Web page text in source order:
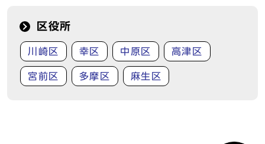
区役所
川崎区 幸区 中原区 高津区
宮前区 多摩区 麻生区